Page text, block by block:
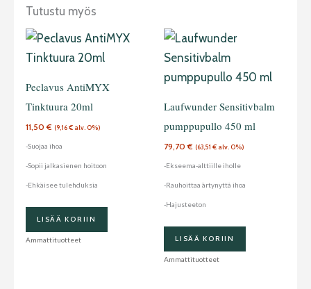
Tutustu myös
Peclavus AntiMYX
Tinktuura 20ml
11,50€ (9,16€ alv. 0%)
-Suojaa ihoa
-Sopii jalkasienen hoitoon
-Ehkäisee tulehduksia
LISÄÄ KORIIN
Ammattituotteet
Laufwunder Sensitivbalm
pumppupullo 450 ml
79,70€ (63,51 € alv. 0%)
-Ekseema-alttiille iholle
-Rauhoittaa ärtynyttä ihoa
-Hajusteeton
LISÄÄ KORIIN
Ammattituotteet